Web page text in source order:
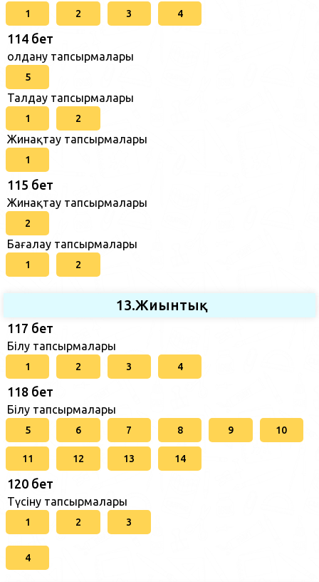
1 2 3 4
114 бет
Қолдану тапсырмалары
5
Талдау тапсырмалары
1 2
Жинақтау тапсырмалары
1
115 бет
Жинақтау тапсырмалары
2
Бағалау тапсырмалары
1 2
13.Жиынтық
117 бет
Білу тапсырмалары
1 2 3 4
118 бет
Білу тапсырмалары
5 6 7 8 9 10
11 12 13 14
120 бет
Түсіну тапсырмалары
1 2 3
4